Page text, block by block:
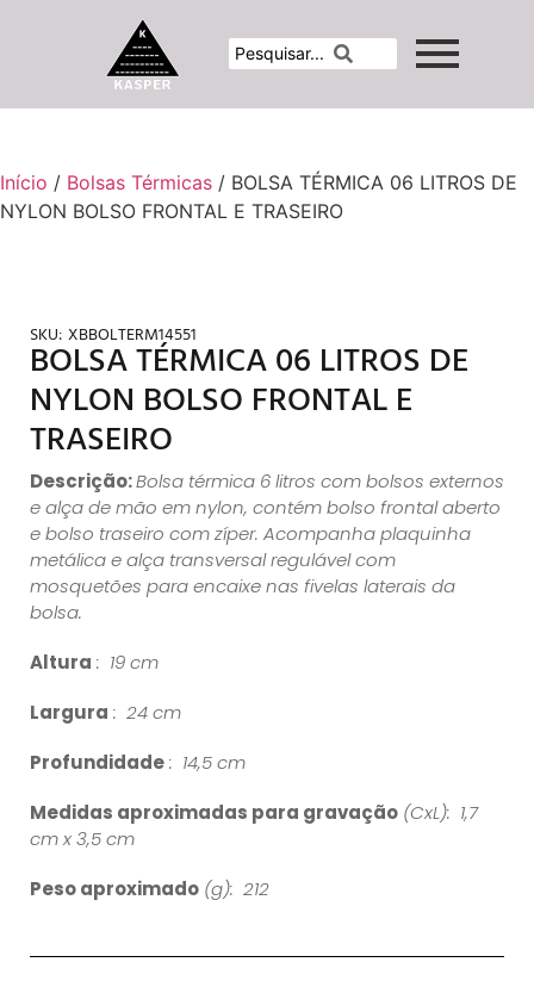
Início / Bolsas Térmicas / BOLSA TÉRMICA 06 LITROS DE
NYLON BOLSO FRONTAL E TRASEIRO
SKU: XBBOLTERM14551
BOLSA TÉRMICA 06 LITROS DE
NYLON BOLSO FRONTAL E
TRASEIRO
Descrição:Bolsa térmica 6 litros com bolsos externos
e alça de mão em nylon, contém bolso frontal aberto
e bolso traseiro com zíper. Acompanha plaquinha
metálica e alça transversal regulável com
mosquetões para encaixe nas fivelas laterais da
bolsa.
Altura : 19 cm
Largura : 24 cm
Profundidade: 14,5 cm
Medidas aproximadas para gravação (CxL): 1,7
cm x 3,5 cm
Peso aproximado (g): 212